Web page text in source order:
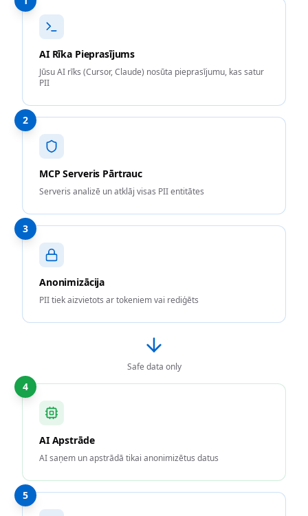
AI Rīka Pieprasījums
Jūsu AI rīks (Cursor, Claude) nosūta pieprasījumu, kas satur
PII
2
MCP Serveris Pārtrauc
Serveris analizē un atklāj visas PII entitātes
3
Anonimizācija
PII tiek aizvietots ar tokeniem vai rediģēts
Safe data only
4
AI Apstrāde
AI saņem un apstrādā tikai anonimizētus datus
5